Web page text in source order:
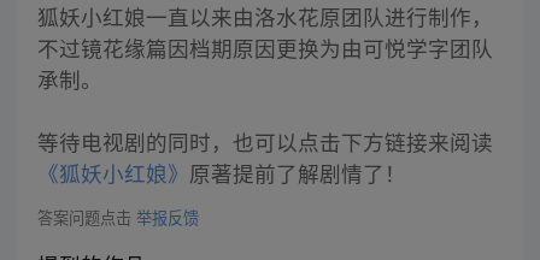
狐妖小红娘一直以来由洛水花原团队进行制作，
不过镜花缘篇因档期原因更换为由可悦学字团队
承制。
等待电视剧的同时，也可以点击下方链接来阅读
《狐妖小红娘》 原著提前了解剧情了！
答案问题点击 举报反馈